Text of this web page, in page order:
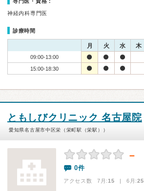
神経内科専門医
診療時間
月 火 水 木
09:00-13:00
15:00-18:30
ともしびクリニック 名古屋院
愛知県名古屋市中区栄（栄町駅（栄駅））
－
0件
アクセス数 7月:15 | 6月:25